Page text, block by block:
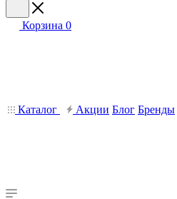
Корзина 0
Каталог Акции Блог Бренды